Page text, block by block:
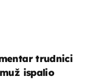
trudnici
ispalio